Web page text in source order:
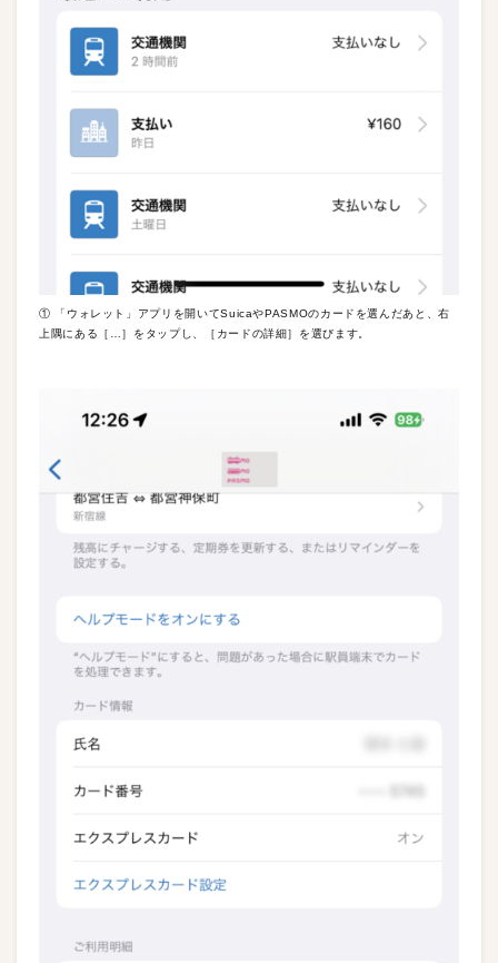
① 「ウォレット」アプリを開いてSuicaやPASMOのカードを選んだあと、右
上隅にある［…］をタップし、［カードの詳細］を選びます。